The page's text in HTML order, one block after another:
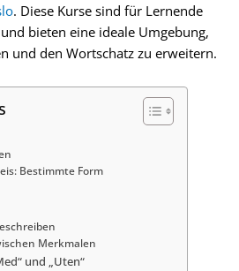
. Diese Kurse sind für Lernende
bieten eine ideale Umgebung,
und den Wortschatz zu erweitern.
Bestimmte Form
Merkmalen
und „Uten“